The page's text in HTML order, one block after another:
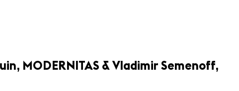
MODERNITAS & Vladimir Semenoff,